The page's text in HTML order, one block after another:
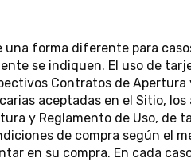
forma diferente para
se indiquen. El uso de
Contratos de
aceptadas en el Sitio,
y Reglamento de Uso, de
de compra según el
en su compra. En cada